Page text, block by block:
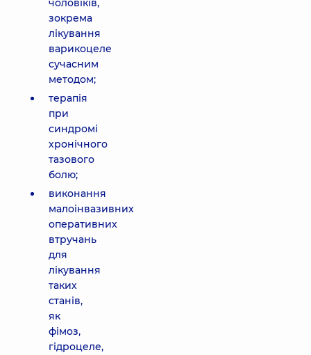
чоловіків,
зокрема
лікування
варикоцеле
сучасним
методом;
терапія
при
синдромі
хронічного
тазового
болю;
виконання
малоінвазивних
оперативних
втручань
для
лікування
таких
станів,
як
фімоз,
гідроцеле,